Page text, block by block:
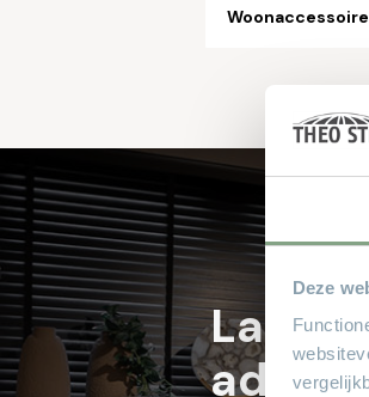
Deze
Laat